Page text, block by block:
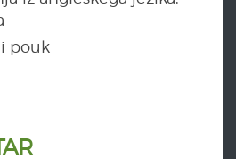
pouk